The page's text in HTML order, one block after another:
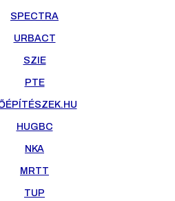
SPECTRA
URBACT
SZIE
PTE
HUGBC
NKA
MRTT
TUP